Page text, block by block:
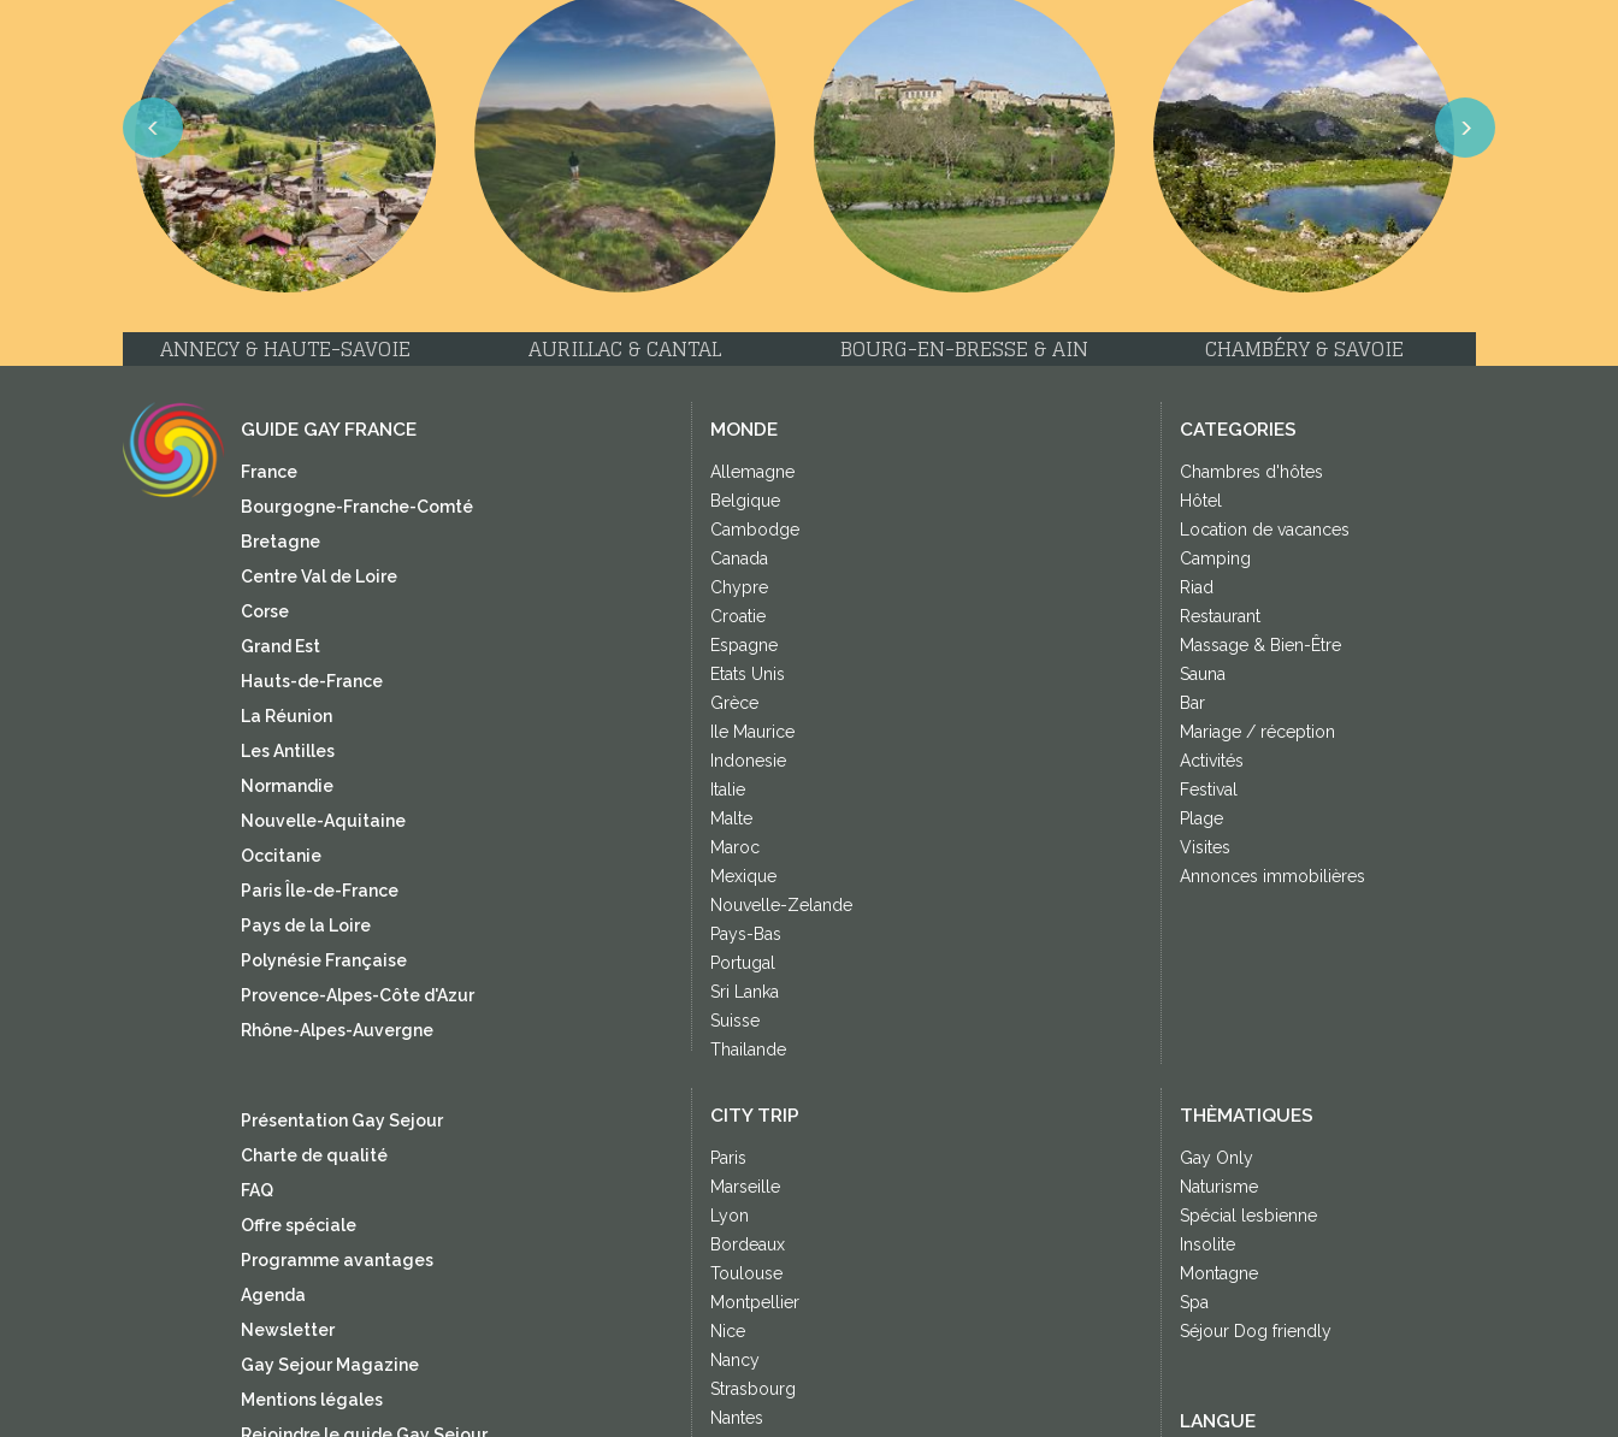
Previous Next
CLERMONT-FERRAND & PUY-DE-
DÔME
GRENOBLE & ISÈRE LE PUY-EN-VELAY & HAUTE-LOIRE LYON & RHÔNE
Occitanie
Allemagne
Belgique
Cambodge
Canada
Chypre
Croatie
Espagne
Etats Unis
Grèce
Ile Maurice
Indonesie
Italie
Malte
Maroc
Mexique
Nouvelle-Zelande
Pays-Bas
Portugal
Sri Lanka
Suisse
Chambres d'hôtes
Hôtel
Location de vacances
Camping
Riad
Restaurant
Massage & Bien-Être
Sauna
Bar
Mariage / réception
Activités
Festival
Plage
Visites
Paris
Marseille
Lyon
Bordeaux
Toulouse
Montpellier
Nice
Nancy
Strasbourg
Gay Only
Naturisme
Spécial lesbienne
Insolite
Montagne
Spa